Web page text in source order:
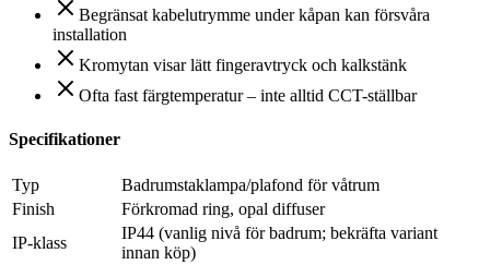
Begränsat kabelutrymme under kåpan kan försvåra
installation
Kromytan visar lätt fingeravtryck och kalkstänk
Ofta fast färgtemperatur – inte alltid CCT-ställbar
Specifikationer
Typ
Badrumstaklampa/plafond för våtrum
Finish
Förkromad ring, opal diffuser
IP-klass
IP44 (vanlig nivå för badrum; bekräfta variant
innan köp)